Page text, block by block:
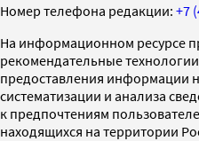
Номер телефона редакции: +7
На информационном ресурсе
рекомендательные
предоставления информации
систематизации и анализа
к предпочтениям
находящихся на территории